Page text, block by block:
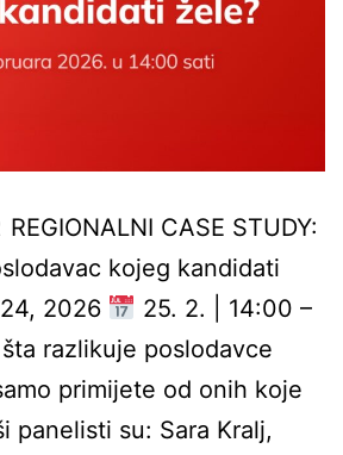
REGIONALNI CASE STUDY:
kojeg kandidati
2026
25. 2. | 14:00 –
razlikuje poslodavce
primijete od onih koje
panelisti su: Sara Kralj,